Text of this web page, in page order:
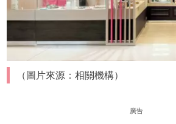
（圖片來源：相關機構）
廣告